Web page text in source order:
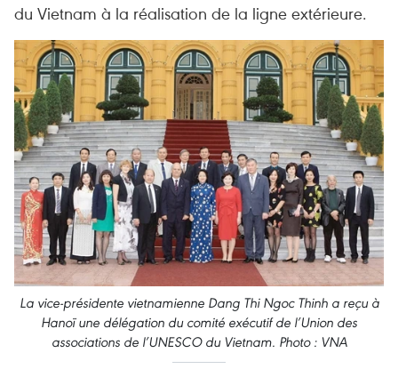
du Vietnam à la réalisation de la ligne extérieure.
La vice-présidente vietnamienne Dang Thi Ngoc Thinh a reçu à
Hanoï une délégation du comité exécutif de l’Union des
associations de l’U​NESCO du Vietnam. Photo : VNA